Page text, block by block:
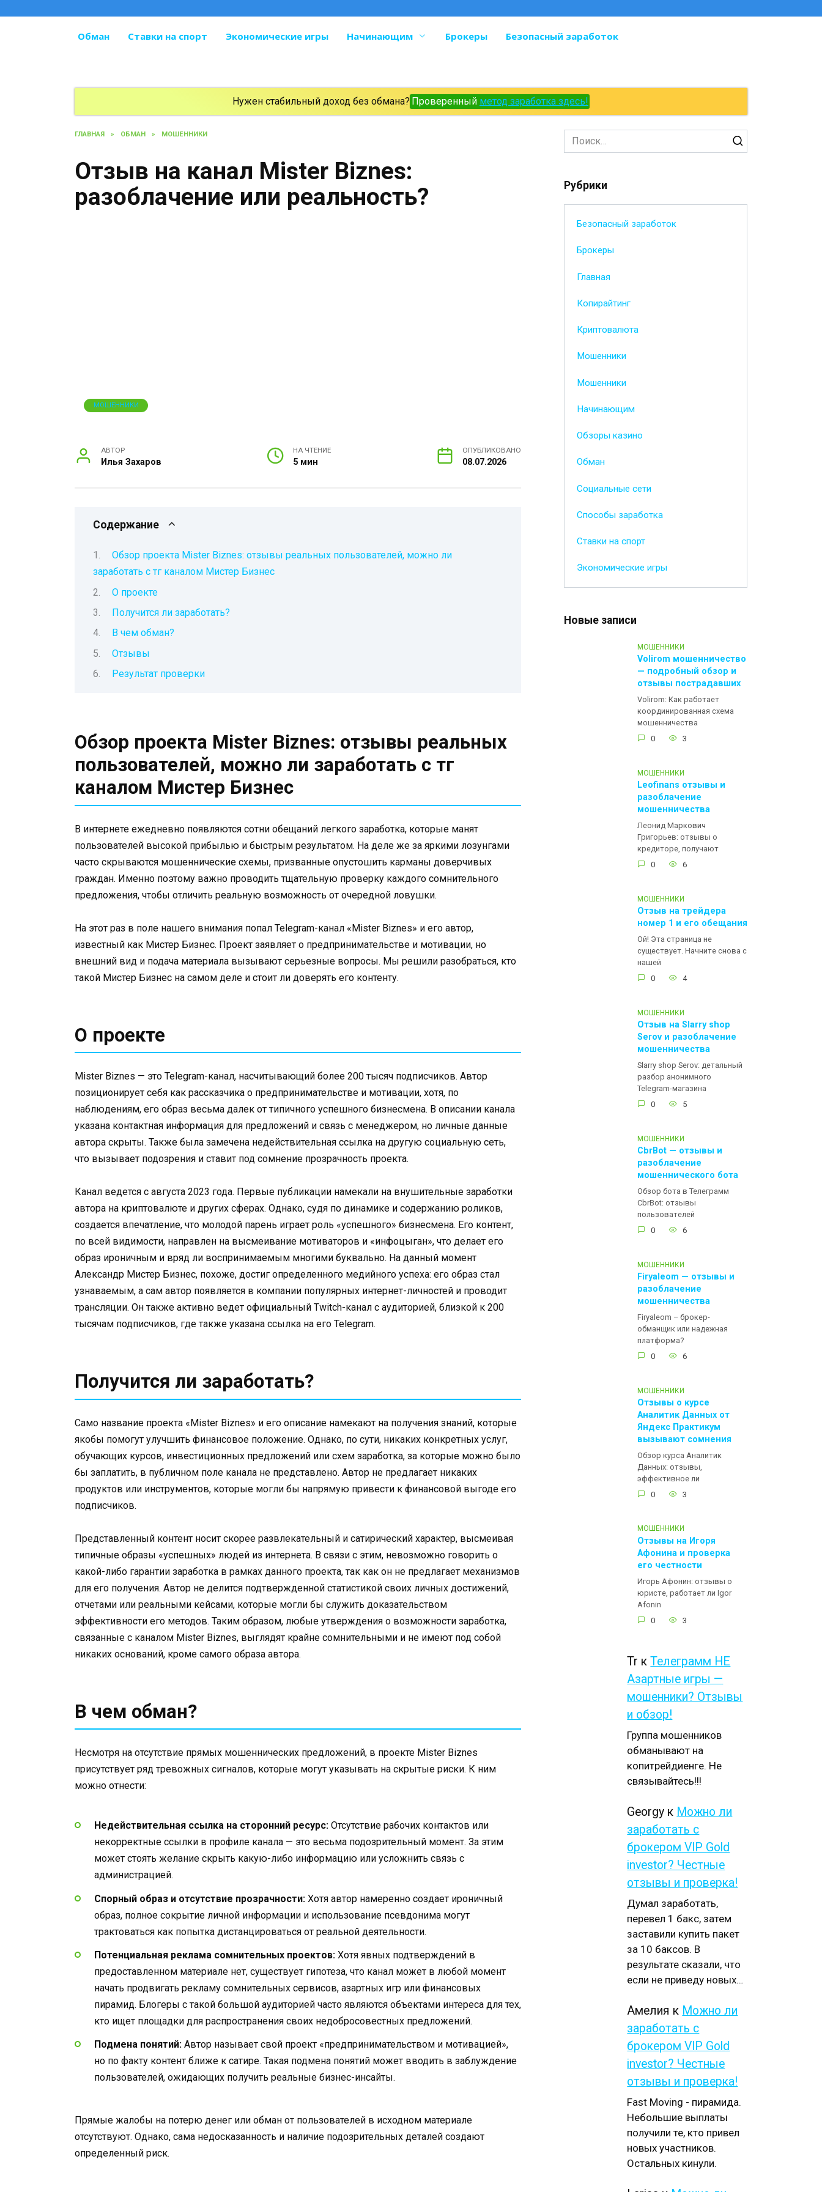
Обман Ставки на спорт Экономические игры Начинающим Брокеры Безопасный заработок
Нужен стабильный доход без обмана? Проверенный метод заработка здесь!
ГЛАВНАЯ » ОБМАН » МОШЕННИКИ
Отзыв на канал Mister Biznes:
разоблачение или реальность?
МОШЕННИКИ
АВТОР
Илья Захаров
НА ЧТЕНИЕ
5 мин
ОПУБЛИКОВАНО
08.07.2026
Содержание
Обзор проекта Mister Biznes: отзывы реальных пользователей, можно ли
заработать с тг каналом Мистер Бизнес
О проекте
Получится ли заработать?
В чем обман?
Отзывы
Результат проверки
Обзор проекта Mister Biznes: отзывы реальных
пользователей, можно ли заработать с тг
каналом Мистер Бизнес
В интернете ежедневно появляются сотни обещаний легкого заработка, которые манят
пользователей высокой прибылью и быстрым результатом. На деле же за яркими лозунгами
часто скрываются мошеннические схемы, призванные опустошить карманы доверчивых
граждан. Именно поэтому важно проводить тщательную проверку каждого сомнительного
предложения, чтобы отличить реальную возможность от очередной ловушки.
На этот раз в поле нашего внимания попал Telegram-канал «Mister Biznes» и его автор,
известный как Мистер Бизнес. Проект заявляет о предпринимательстве и мотивации, но
внешний вид и подача материала вызывают серьезные вопросы. Мы решили разобраться, кто
такой Мистер Бизнес на самом деле и стоит ли доверять его контенту.
О проекте
Mister Biznes — это Telegram-канал, насчитывающий более 200 тысяч подписчиков. Автор
позиционирует себя как рассказчика о предпринимательстве и мотивации, хотя, по
наблюдениям, его образ весьма далек от типичного успешного бизнесмена. В описании канала
указана контактная информация для предложений и связь с менеджером, но личные данные
автора скрыты. Также была замечена недействительная ссылка на другую социальную сеть,
что вызывает подозрения и ставит под сомнение прозрачность проекта.
Канал ведется с августа 2023 года. Первые публикации намекали на внушительные заработки
автора на криптовалюте и других сферах. Однако, судя по динамике и содержанию роликов,
создается впечатление, что молодой парень играет роль «успешного» бизнесмена. Его контент,
по всей видимости, направлен на высмеивание мотиваторов и «инфоцыган», что делает его
образ ироничным и вряд ли воспринимаемым многими буквально. На данный момент
Александр Мистер Бизнес, похоже, достиг определенного медийного успеха: его образ стал
узнаваемым, а сам автор появляется в компании популярных интернет-личностей и проводит
трансляции. Он также активно ведет официальный Twitch-канал с аудиторией, близкой к 200
тысячам подписчиков, где также указана ссылка на его Telegram.
Получится ли заработать?
Само название проекта «Mister Biznes» и его описание намекают на получения знаний, которые
якобы помогут улучшить финансовое положение. Однако, по сути, никаких конкретных услуг,
обучающих курсов, инвестиционных предложений или схем заработка, за которые можно было
бы заплатить, в публичном поле канала не представлено. Автор не предлагает никаких
продуктов или инструментов, которые могли бы напрямую привести к финансовой выгоде его
подписчиков.
Представленный контент носит скорее развлекательный и сатирический характер, высмеивая
типичные образы «успешных» людей из интернета. В связи с этим, невозможно говорить о
какой-либо гарантии заработка в рамках данного проекта, так как он не предлагает механизмов
для его получения. Автор не делится подтвержденной статистикой своих личных достижений,
отчетами или реальными кейсами, которые могли бы служить доказательством
эффективности его методов. Таким образом, любые утверждения о возможности заработка,
связанные с каналом Mister Biznes, выглядят крайне сомнительными и не имеют под собой
никаких оснований, кроме самого образа автора.
В чем обман?
Несмотря на отсутствие прямых мошеннических предложений, в проекте Mister Biznes
присутствует ряд тревожных сигналов, которые могут указывать на скрытые риски. К ним
можно отнести:
Недействительная ссылка на сторонний ресурс: Отсутствие рабочих контактов или
некорректные ссылки в профиле канала — это весьма подозрительный момент. За этим
может стоять желание скрыть какую-либо информацию или усложнить связь с
администрацией.
Спорный образ и отсутствие прозрачности: Хотя автор намеренно создает ироничный
образ, полное сокрытие личной информации и использование псевдонима могут
трактоваться как попытка дистанцироваться от реальной деятельности.
Потенциальная реклама сомнительных проектов: Хотя явных подтверждений в
предоставленном материале нет, существует гипотеза, что канал может в любой момент
начать продвигать рекламу сомнительных сервисов, азартных игр или финансовых
пирамид. Блогеры с такой большой аудиторией часто являются объектами интереса для тех,
кто ищет площадки для распространения своих недобросовестных предложений.
Подмена понятий: Автор называет свой проект «предпринимательством и мотивацией»,
но по факту контент ближе к сатире. Такая подмена понятий может вводить в заблуждение
пользователей, ожидающих получить реальные бизнес-инсайты.
Прямые жалобы на потерю денег или обман от пользователей в исходном материале
отсутствуют. Однако, сама недосказанность и наличие подозрительных деталей создают
определенный риск.
Search
for:
Рубрики
Безопасный заработок
Брокеры
Главная
Копирайтинг
Криптовалюта
Мошенники
Мошенники
Начинающим
Обзоры казино
Обман
Социальные сети
Способы заработка
Ставки на спорт
Экономические игры
Новые записи
МОШЕННИКИ
Volirom мошенничество
— подробный обзор и
отзывы пострадавших
Volirom: Как работает
координированная схема
мошенничества
0
3
МОШЕННИКИ
Leofinans отзывы и
разоблачение
мошенничества
Леонид Маркович
Григорьев: отзывы о
кредиторе, получают
0
6
МОШЕННИКИ
Отзыв на трейдера
номер 1 и его обещания
Ой! Эта страница не
существует. Начните снова с
нашей
0
4
МОШЕННИКИ
Отзыв на Slarry shop
Serov и разоблачение
мошенничества
Slarry shop Serov: детальный
разбор анонимного
Telegram-магазина
0
5
МОШЕННИКИ
CbrBot — отзывы и
разоблачение
мошеннического бота
Обзор бота в Телеграмм
CbrBot: отзывы
пользователей
0
6
МОШЕННИКИ
Firyaleom — отзывы и
разоблачение
мошенничества
Firyaleom – брокер-
обманщик или надежная
платформа?
0
6
МОШЕННИКИ
Отзывы о курсе
Аналитик Данных от
Яндекс Практикум
вызывают сомнения
Обзор курса Аналитик
Данных: отзывы,
эффективное ли
0
3
МОШЕННИКИ
Отзывы на Игоря
Афонина и проверка
его честности
Игорь Афонин: отзывы о
юристе, работает ли Igor
Afonin
0
3
Tr кТелеграмм НЕ
Азартные игры —
мошенники? Отзывы
и обзор!
Группа мошенников
обманывают на
копитрейдиенге. Не
связывайтесь!!!
Georgy к Можно ли
заработать с
брокером VIP Gold
investor? Честные
отзывы и проверка!
Думал заработать,
перевел 1 бакс, затем
заставили купить пакет
за 10 баксов. В
результате сказали, что
если не приведу новых…
Амелия к Можно ли
заработать с
брокером VIP Gold
investor? Честные
отзывы и проверка!
Fast Moving - пирамида.
Небольшие выплаты
получили те, кто привел
новых участников.
Остальных кинули.